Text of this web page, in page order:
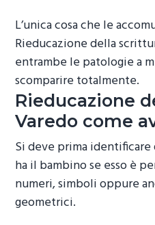
L’unica cosa che le
Rieducazione della
entrambe le patologie a
scomparire totalmente.
Rieducazione
Varedo come
Si deve prima
ha il bambino se esso è
numeri, simboli oppure
geometrici.